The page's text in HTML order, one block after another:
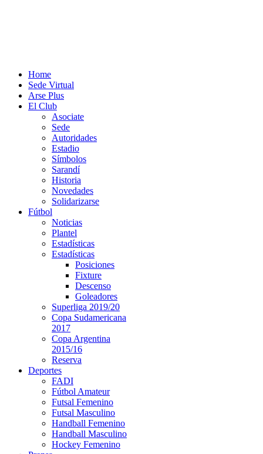
Home
Sede Virtual
Arse Plus
El Club
Asociate
Sede
Autoridades
Estadio
Símbolos
Sarandí
Historia
Novedades
Solidarizarse
Fútbol
Noticias
Plantel
Estadísticas
Estadísticas
Posiciones
Fixture
Descenso
Goleadores
Superliga 2019/20
Copa Sudamericana
2017
Copa Argentina
2015/16
Reserva
Deportes
FADI
Fútbol Amateur
Futsal Femenino
Futsal Masculino
Handball Femenino
Handball Masculino
Hockey Femenino